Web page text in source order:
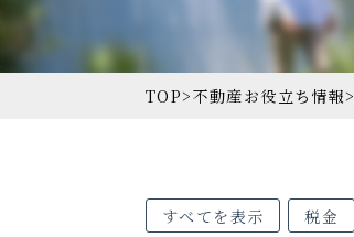
TOP>不動産お役立ち情報>
すべてを表示 税金